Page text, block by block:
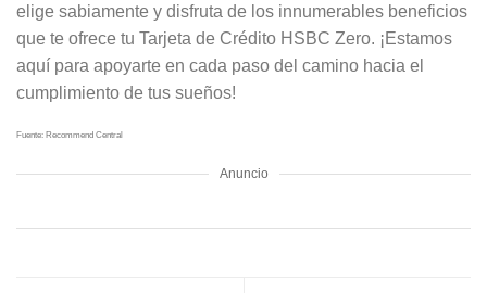
elige sabiamente y disfruta de los innumerables beneficios
que te ofrece tu Tarjeta de Crédito HSBC Zero. ¡Estamos
aquí para apoyarte en cada paso del camino hacia el
cumplimiento de tus sueños!
Fuente: Recommend Central
Anuncio